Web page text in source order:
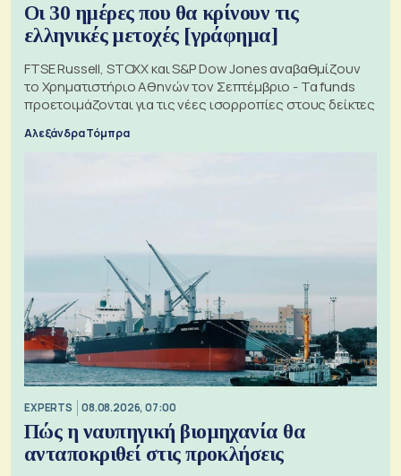
Οι 30 ημέρες που θα κρίνουν τις
ελληνικές μετοχές [γράφημα]
FTSE Russell, STOXX και S&P Dow Jones αναβαθμίζουν
το Χρηματιστήριο Αθηνών τον Σεπτέμβριο - Τα funds
προετοιμάζονται για τις νέες ισορροπίες στους δείκτες
Αλεξάνδρα Τόμπρα
EXPERTS 08.08.2026, 07:00
Πώς η ναυπηγική βιομηχανία θα
ανταποκριθεί στις προκλήσεις